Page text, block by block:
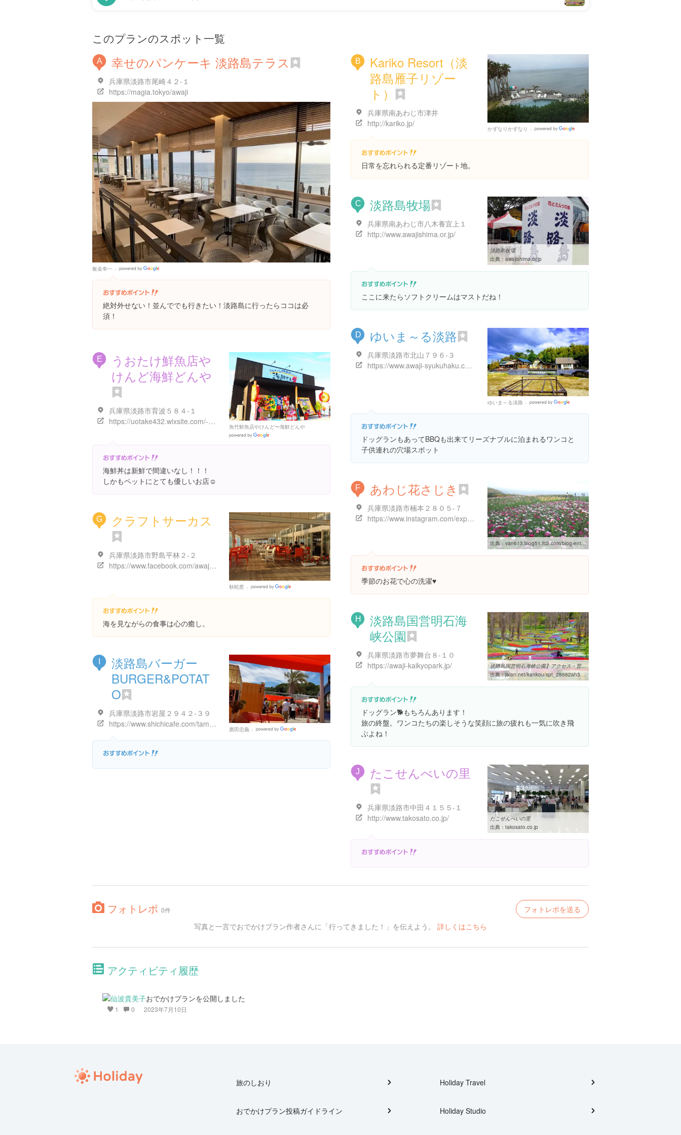
このプランのスポット一覧
A 幸せのパンケーキ 淡路島テラス
兵庫県淡路市尾崎４２-１
https://magia.tokyo/awaji
板金幸一
Places
絶対外せない！並んででも行きたい！淡路島に行ったらココは必
須！
B
Kariko Resort（淡
路島雁子リゾー
ト）
兵庫県南あわじ市津井
http://kariko.jp/
かずなりかずなり
Places
日常を忘れられる定番リゾート地。
C 淡路島牧場
兵庫県南あわじ市八木養宜上１
http://www.awajishima.or.jp/
淡路島牧場
出典： awajishima.or.jp
ここに来たらソフトクリームはマストだね！
D ゆいま～る淡路
兵庫県淡路市北山７９６-３
https://www.awaji-syukuhaku.com/
ゆいま～る淡路
Places
ドッグランもあってBBQも出来てリーズナブルに泊まれるワンコと
子供連れの穴場スポット
E
うおたけ鮮魚店や
けんど海鮮どんや
兵庫県淡路市育波５８４-１
https://uotake432.wixsite.com/-site
魚竹鮮魚店やけんど〜海鮮どんや
Places
海鮮丼は新鮮で間違いなし！！！
しかもペットにとても優しいお店☺️
F あわじ花さじき
兵庫県淡路市楠本２８０５-７
https://www.instagram.com/explore/locations/802895474
出典： van613.blog51.fc2.com/blog-entry-444.html
季節のお花で心の洗濯♥️
G クラフトサーカス
兵庫県淡路市野島平林２-２
https://www.facebook.com/awaji.craft.circus/
秋蛇星
Places
海を見ながらの食事は心の癒し。 H
淡路島国営明石海
峡公園
兵庫県淡路市夢舞台８-１０
https://awaji-kaikyopark.jp/
淡路島国営明石海峡公園】アクセス・営業時間・料金情報 - じゃらんnet
出典：jalan.net/kankou/spt_28682ah3332005488
ドッグラン🐕もちろんあります！
旅の終盤。ワンコたちの楽しそうな笑顔に旅の疲れも一気に吹き飛
ぶよね！
淡路島バーガー
BURGER&POTAT
O
兵庫県淡路市岩屋２９４２-３９
https://www.shichicafe.com/tamanegi-soko-atochi
廣田忠義
Places
J たこせんべいの里
兵庫県淡路市中田４１５５-１
http://www.takosato.co.jp/
たこせんべいの里
出典： takosato.co.jp
フォトレポ 0件
フォトレポを送る
写真と一言でおでかけプラン作者さんに「行ってきました！」を伝えよう。 詳しくはこちら
アクティビティ履歴
おでかけプランを公開しました
1 0 2023年7月10日
旅のしおり
おでかけプラン投稿ガイドライン
Holiday Travel
Holiday Studio